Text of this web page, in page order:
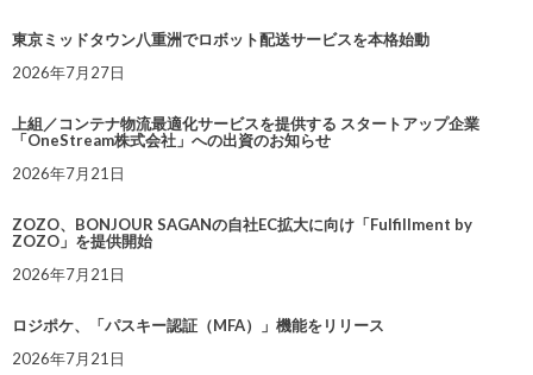
東京ミッドタウン八重洲でロボット配送サービスを本格始動
2026年7月27日
上組／コンテナ物流最適化サービスを提供する スタートアップ企業
「OneStream株式会社」への出資のお知らせ
2026年7月21日
ZOZO、BONJOUR SAGANの自社EC拡大に向け「Fulfillment by
ZOZO」を提供開始
2026年7月21日
ロジポケ、「パスキー認証（MFA）」機能をリリース
2026年7月21日